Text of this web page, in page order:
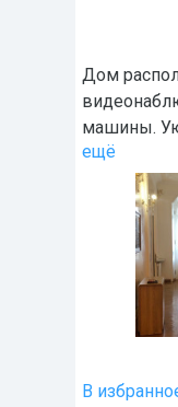
Дом
машины.
ещё
В